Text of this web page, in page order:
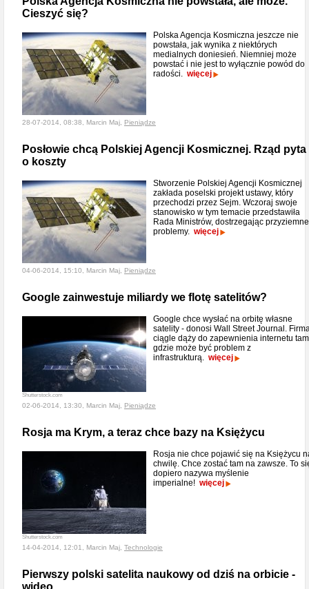
Cieszyć się?
Polska Agencja Kosmiczna jeszcze nie
powstała, jak wynika z niektórych
medialnych doniesień. Niemniej może
powstać i nie jest to wyłącznie powód do
radości. więcej
28-07-2014, 08:38, Marcin Maj, Pieniądze
Posłowie chcą Polskiej Agencji Kosmicznej. Rząd pyta
o koszty
Stworzenie Polskiej Agencji Kosmicznej
zakłada poselski projekt ustawy, który
przechodzi przez Sejm. Wczoraj swoje
stanowisko w tym temacie przedstawiła
Rada Ministrów, dostrzegając przyziemne
problemy. więcej
04-06-2014, 15:10, Marcin Maj, Pieniądze
Google zainwestuje miliardy we flotę satelitów?
Shutterstock.com
Google chce wysłać na orbitę własne
satelity - donosi Wall Street Journal.
ciągle dąży do zapewnienia internetu
gdzie może być problem z
infrastrukturą. więcej
02-06-2014, 13:30, Marcin Maj, Pieniądze
Rosja ma Krym, a teraz chce bazy na Księżycu
Shutterstock.com
Rosja nie chce pojawić się na Księżycu
chwilę. Chce zostać tam na zawsze. To
dopiero nazywa myślenie
imperialne! więcej
14-04-2014, 12:01, Marcin Maj, Technologie
Pierwszy polski satelita naukowy od dziś na orbicie -
wideo